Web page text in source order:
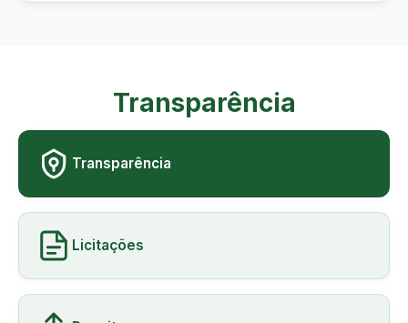
Transparência
Transparência
Licitações